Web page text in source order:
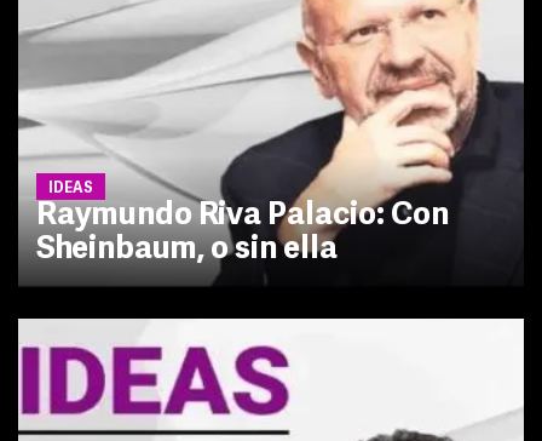
IDEAS
Raymundo Riva Palacio: Con
Sheinbaum, o sin ella